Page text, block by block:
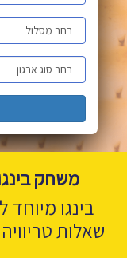
משחק
בינגו
שאלות